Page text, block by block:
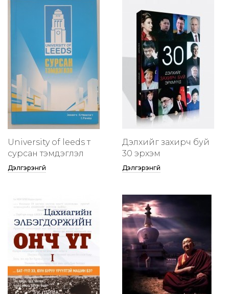
University of leeds т
сурсан тэмдэглэл
Дэлгэрэнгүй
Дэлхийг захирч буй
30 эрхэм
Дэлгэрэнгүй